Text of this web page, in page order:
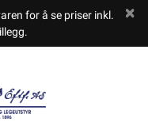
for å se priser inkl.